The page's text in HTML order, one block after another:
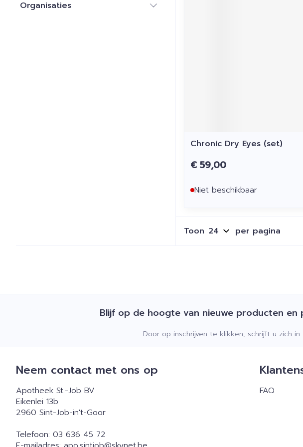
Organisaties
Chronic Dry Eyes (set)
€ 59,00
Niet beschikbaar
Toon per pagina
Blijf op de hoogte van nieuwe producten en
Door op inschrijven te klikken, schrijft u zich
Neem contact met ons op
Apotheek St.-Job BV
Eikenlei 13b
2960 Sint-Job-in't-Goor
Telefoon: 03 636 45 72
FAQ